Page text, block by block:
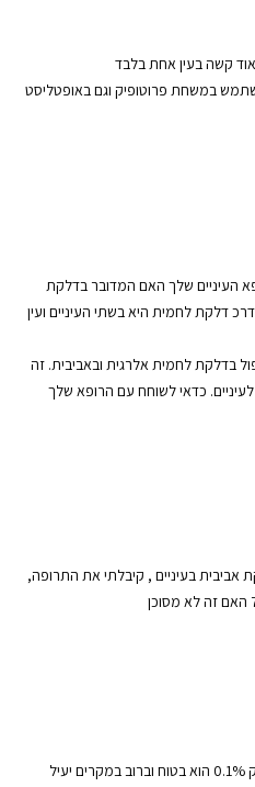
במשחת פרוטופיק וגם באופטליסט
העיניים שלך האם המדובר בדלקת
דלקת לחמית היא בשתי העיניים ועין
בדלקת לחמית אלרגית ובאביבית. זה
כדאי לשוחח עם הרופא שלך
,הילד שלי אובחן שיש לו דלקת אביבית בעיניים , קיבלתי את התרופה